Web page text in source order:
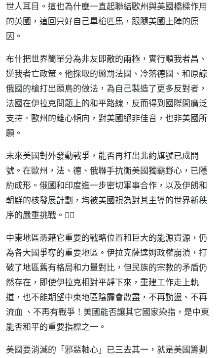
世人耳目。這也為什麼一直起聯結歐州與美國橋樑作用
的英國，這回只好自己單槍匹馬，跟隨美國上陣的原
因。
布什把世界簡單分為非友即敵的兩極，實行順我者昌、
逆我者亡政策。他採取的懲罰法國、冷落德國、和原諒
俄國的槍打出頭鳥的做法，為自己製造了更多反對者，
法國在伊拉克問題上的和平路線，反而得到國際間廣泛
支持。歐州的離心傾向，對美國絕非佳音，也非美國所
願。
末來美國對外發動戰爭，能否再打出北約旗號已成問
號。在歐州，法、德、俄聯手抗衡美國獨霸野心，已隱
約成形。俄國和印度進一步密切軍事合作，以及伊朗和
朝鮮的核發展計劃，均被美國視為對其主導的世界新秩
序的嚴重挑戰。
中東地區憑藉它重要的戰略位置和巨大的能源資源，仍
為各大國爭奪的重要地區。伊拉克薩達姆政權崩潰，打
破了地區舊有格局和力量對比，但民族的宗教的矛盾仍
然存在，即使伊拉克相對平靜下來，重建工作走上軌
道，也不能期望中東地區陰霾會散盡，不再動盪、不再
流血 、不再有戰爭！美國能否讓其它國家染指，是中東
能否和平的重要指標之一。
美國要消滅的「邪惡軸心」已三去其一，就是美國籌劃